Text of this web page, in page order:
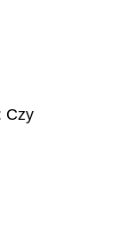
Czy